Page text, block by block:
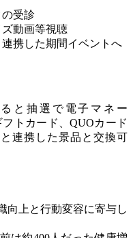
受診
動画等視聴
携した期間イベントへ
と抽選で電子マネー
フトカード、QUOカード
連携した景品と交換可
上と行動変容に寄与し